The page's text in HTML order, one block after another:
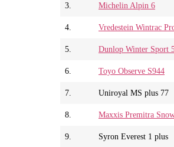
3. Michelin Alpin 6
4. Vredestein Wintrac
5. Dunlop Winter Sport
6. Toyo Observe S944
7. Uniroyal MS plus 77
8. Maxxis Premitra
9. Syron Everest 1 plus